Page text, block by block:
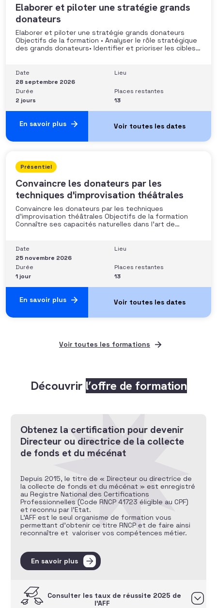
Elaborer et piloter une stratégie grands
donateurs
Elaborer et piloter une stratégie grands donateurs
Objectifs de la formation • Analyser le rôle stratégique
des grands donateurs• Identifier et prioriser les cibles à
parties prenantes• Construire un argumentaire
personnalisé et piloter le parcours
Date
28 septembre 2026
Lieu
Durée
2 jours
Places restantes
13
En savoir plus
Présentiel
Convaincre les donateurs par les
techniques d'improvisation théâtrales
Convaincre les donateurs par les techniques
d’improvisation théâtrales Objectifs de la formation
Connaître ses capacités naturelles dans l’art de
conviction et sur quoi elle se fonde (mots, attitude, …),
quelle est sa situation de
Date
25 novembre 2026
Lieu
Durée
1 jour
Places restantes
13
En savoir plus
Voir toutes les formations
Découvrir l’offre de formation
Obtenez la certification pour devenir
Directeur ou directrice de la collecte
de fonds et du mécénat
Depuis 2015, le titre de « Directeur ou directrice de
la collecte de fonds et du mécénat » est enregistré
au Registre National des Certifications
Professionnelles (Code RNCP 41723 éligible au CPF)
et reconnu par l’Etat.
L’AFF est le seul organisme de formation vous
permettant d’obtenir ce titre RNCP et de faire ainsi
reconnaître et valoriser vos compétences métier.
En savoir plus
Consulter les taux de réussite 2025 de
l’AFF